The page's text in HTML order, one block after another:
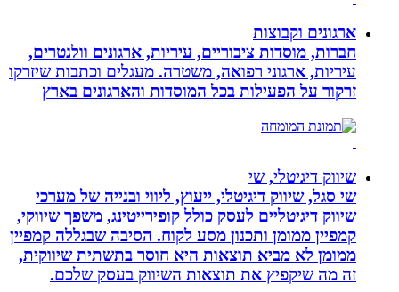
ארגונים וקבוצות
חברות, מוסדות ציבוריים, עיריות, ארגונים וולנטרים,
עיריות, ארגוני רפואה, משטרה. מעגלים וכתבות שיזרקו
זרקור על הפעילות בכל המוסדות והארגונים בארץ
שיווק דיגיטלי, שי
שי סגל, שיווק דיגיטלי, ייעוץ, ליווי ובנייה של מערכי
שיווק דיגיטליים לעסק כולל קופירייטינג, משפך שיווקי,
קמפיין ממומן ותכנון מסע לקוח. הסיבה שבגללה קמפיין
ממומן לא מביא תוצאות היא חוסר בתשתית שיווקית,
זה מה שיקפיץ את תוצאות השיווק בעסק שלכם.